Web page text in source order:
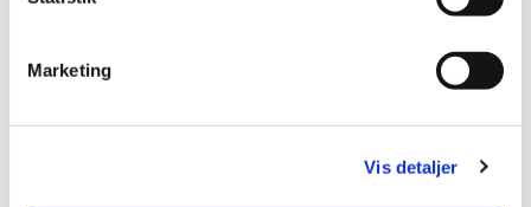
Marketing
Vis detaljer